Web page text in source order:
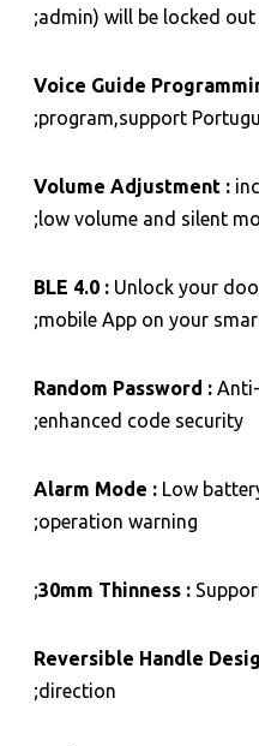
admin) will be locked out;
Voice Guide
program,support
Volume Adjustment :
low volume and silent
BLE 4.0 :Unlock your
mobile App on your
Random Password :
enhanced code security;
Alarm Mode : Low
operation warning;
30mm Thinness :
Reversible Handle
direction;